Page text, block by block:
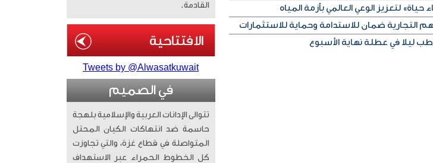
لتعزيز الوعي العالمي بأزمة المياه
التجارية ضمان للاستدامة وحماية للاستثمارات
ليلا في عطلة نهاية الأسبوع
القادمة.
Tweets by @Alwasatkuwait
في الصميم
تتوالى الإدانات العربية والإسلامية بلهجة
حاسمة ضد انتهاكات الكيان المحتل
المتواصلة في قطاع غزة، والتي تجاوزت
كل الخطوط الحمراء عبر الاستهداف